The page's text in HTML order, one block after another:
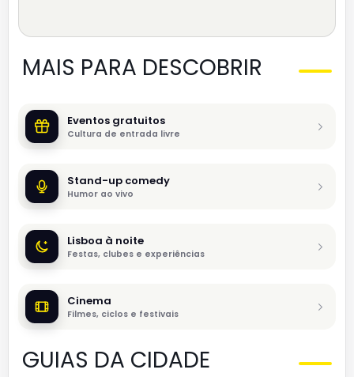
MAIS PARA DESCOBRIR
Eventos gratuitos
Cultura de entrada livre
Stand-up comedy
Humor ao vivo
Lisboa à noite
Festas, clubes e experiências
Cinema
Filmes, ciclos e festivais
GUIAS DA CIDADE